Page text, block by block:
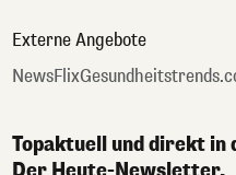
Externe Angebote
NewsFlix
Topaktuell und direkt in